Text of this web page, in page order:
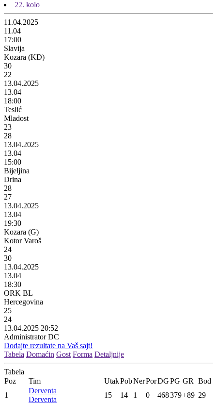
22. kolo
11.04.2025
11.04
17:00
Slavija
Kozara (KD)
30
22
13.04.2025
13.04
18:00
Teslić
Mladost
23
28
13.04.2025
13.04
15:00
Bijeljina
Drina
28
27
13.04.2025
13.04
19:30
Kozara (G)
Kotor Varoš
24
30
13.04.2025
13.04
18:30
ORK BL
Hercegovina
25
24
13.04.2025 20:52
Administrator DC
Dodajte rezultate na Vaš sajt!
Tabela Domaćin Gost Forma Detaljnije
Tabela
Poz
Tim UtakPobNerPorDGPG GR
Bod
1
Derventa
Derventa
15 14 1 0 468379+89 29